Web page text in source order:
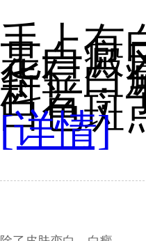
手上有
是白癜
华仁白
科普：
白色斑
[详情]